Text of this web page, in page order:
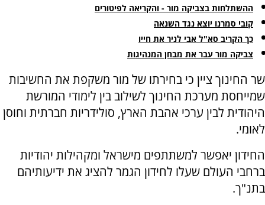
ההשתלחות בצביקה מור - והקריאה לפיטורים
קובי סמרנו יוצא נגד השנאה
כך הקריב סא"ל אבי לניר את חייו
צביקה מור עבר את מבחן המנהיגות
שר החינוך ציין כי בחירתו של מור משקפת את החשיבות
שמייחסת מערכת החינוך לשילוב בין לימודי המורשת
היהודית לבין ערכי אהבת הארץ, סולידריות חברתית וחוסן
לאומי.
החידון יאפשר למשתתפים מישראל ומקהילות יהודיות
ברחבי העולם שעלו לחידון הגמר להציג את ידיעותיהם
בתנ"ך.